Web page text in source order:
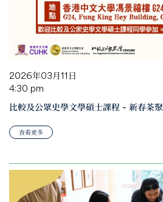
2026年03月11日
4:30 pm
比較及公眾史學文學碩士課程 – 新春茶聚
查看更多